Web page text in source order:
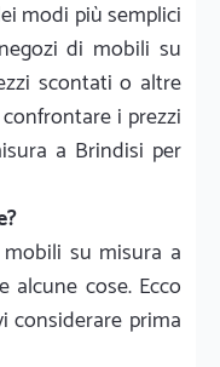
modi più semplici
di mobili su
scontati o altre
i prezzi
a Brindisi per
su misura a
alcune cose. Ecco
considerare prima